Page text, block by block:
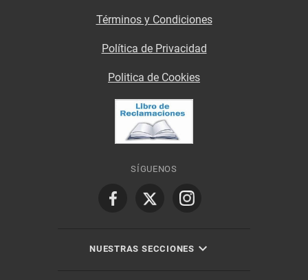
Términos y Condiciones
Política de Privacidad
Politica de Cookies
SÍGUENOS
NUESTRAS SECCIONES